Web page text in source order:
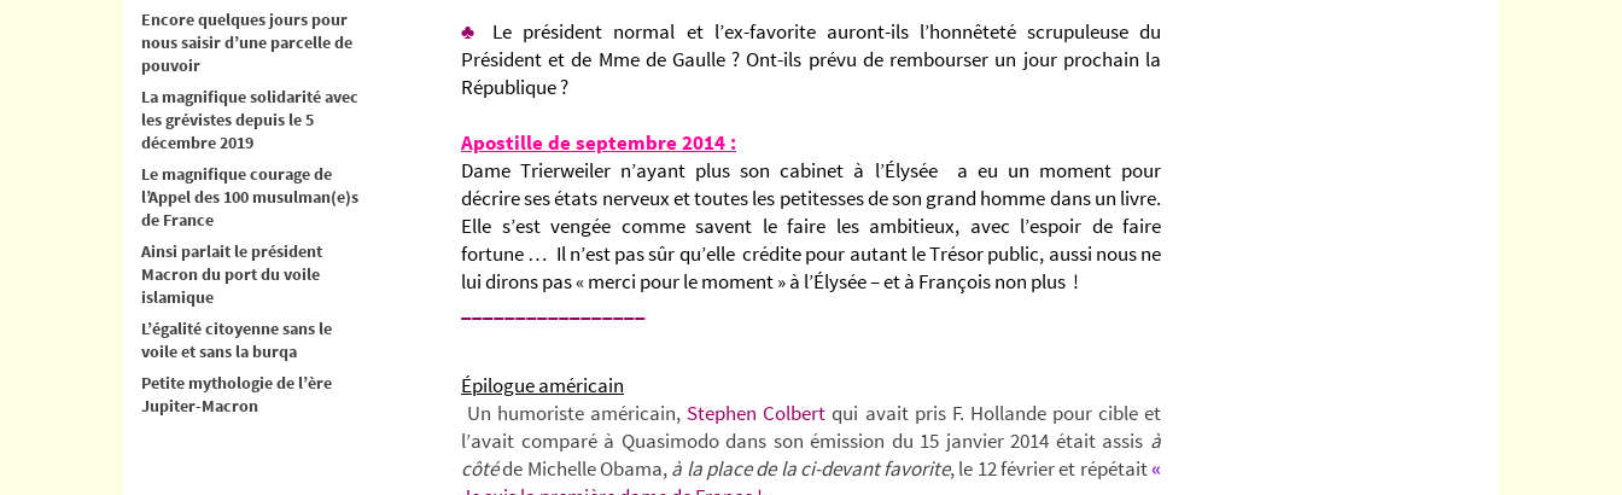
♣ Le président normal et l’ex-favorite auront-ils l’honnêteté scrupuleuse du
Président et de Mme de Gaulle ? Ont-ils prévu de rembourser un jour prochain la
République ?
Apostille de septembre 2014 :
Dame Trierweiler n’ayant plus son cabinet à l’Élysée
a eu un moment pour
décrire ses états nerveux et toutes les petitesses de son grand homme dans un livre.
Elle s’est vengée comme savent le faire les ambitieux, avec l’espoir de faire
fortune … Il n’est pas sûr qu’elle crédite pour autant le Trésor public, aussi nous ne
lui dirons pas « merci pour le moment » à l’Élysée – et à François non plus !
Épilogue américain
Un humoriste américain, Stephen Colbertqui avait pris F. Hollande pour cible et
l’avait comparé à Quasimodo dans son émission du 15 janvier 2014 était assis à
côtéde Michelle Obama,à la place de la ci-devant favorite, le 12 février et répétait«
Encore quelques jours pour
nous saisir d’une parcelle de
pouvoir
La magnifique solidarité avec
les grévistes depuis le 5
décembre 2019
Le magnifique courage de
l’Appel des 100 musulman(e)s
de France
Ainsi parlait le président
Macron du port du voile
islamique
L’égalité citoyenne sans le
voile et sans la burqa
Petite mythologie de l’ère
Jupiter-Macron